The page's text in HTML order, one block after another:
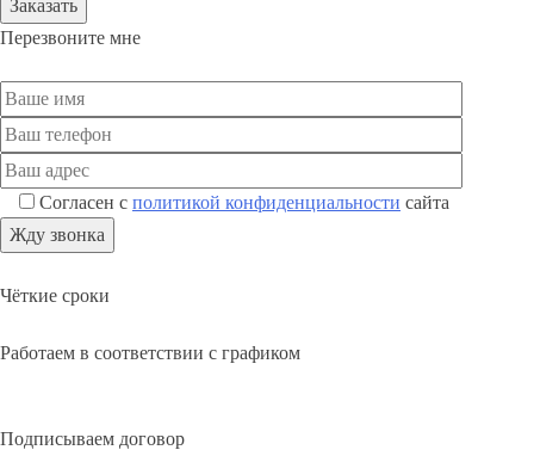
Заказать
Перезвоните мне
Согласен с политикой конфиденциальности сайта
Чёткие сроки
Работаем в соответствии с графиком
Подписываем договор